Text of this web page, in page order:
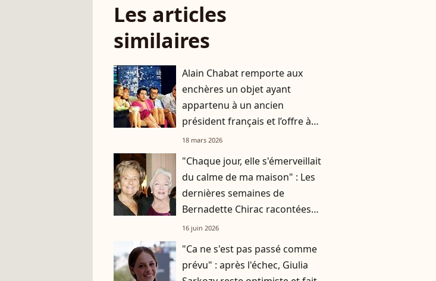
Les articles
similaires
Alain Chabat remporte aux
enchères un objet ayant
appartenu à un ancien
président français et l’offre à
Marina Foïs
18 mars 2026
"Chaque jour, elle s'émerveillait
du calme de ma maison" : Les
dernières semaines de
Bernadette Chirac racontées
par Line Renaud
16 juin 2026
"Ca ne s'est pas passé comme
prévu" : après l'échec, Giulia